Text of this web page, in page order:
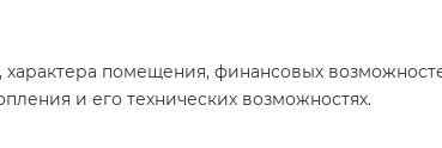
помещения, финансовых
и его технических возможностях.